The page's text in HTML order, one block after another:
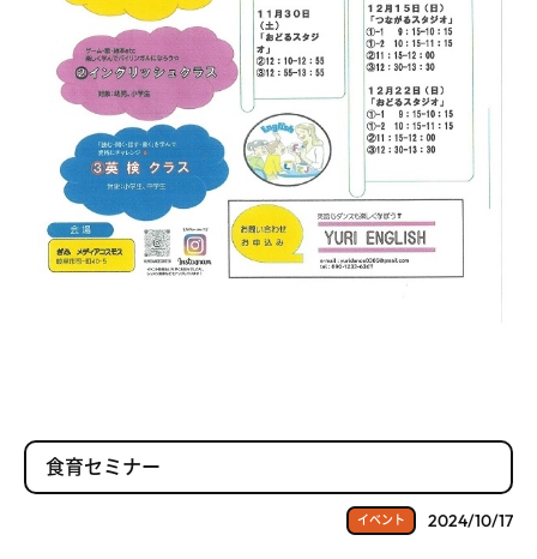
食育セミナー
イベント 2024/10/17